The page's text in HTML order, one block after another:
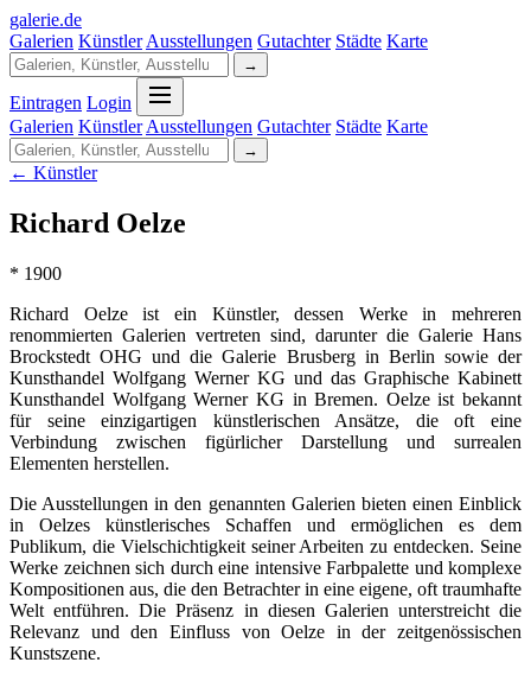
galerie.de
Galerien Künstler Ausstellungen Gutachter Städte Karte
→
Eintragen Login
Galerien Künstler Ausstellungen Gutachter Städte Karte
→
← Künstler
Richard Oelze
* 1900
Richard Oelze ist ein Künstler, dessen Werke in mehreren
renommierten Galerien vertreten sind, darunter die Galerie Hans
Brockstedt OHG und die Galerie Brusberg in Berlin sowie der
Kunsthandel Wolfgang Werner KG und das Graphische Kabinett
Kunsthandel Wolfgang Werner KG in Bremen. Oelze ist bekannt
für seine einzigartigen künstlerischen Ansätze, die oft eine
Verbindung zwischen figürlicher Darstellung und surrealen
Elementen herstellen.
Die Ausstellungen in den genannten Galerien bieten einen Einblick
in Oelzes künstlerisches Schaffen und ermöglichen es dem
Publikum, die Vielschichtigkeit seiner Arbeiten zu entdecken. Seine
Werke zeichnen sich durch eine intensive Farbpalette und komplexe
Kompositionen aus, die den Betrachter in eine eigene, oft traumhafte
Welt entführen. Die Präsenz in diesen Galerien unterstreicht die
Relevanz und den Einfluss von Oelze in der zeitgenössischen
Kunstszene.